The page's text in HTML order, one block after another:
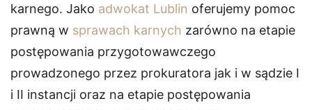
karnego. Jako adwokat Lublin oferujemy pomoc
prawną w sprawach karnych zarówno na etapie
postępowania przygotowawczego
prowadzonego przez prokuratora jak i w sądzie I
i II instancji oraz na etapie postępowania